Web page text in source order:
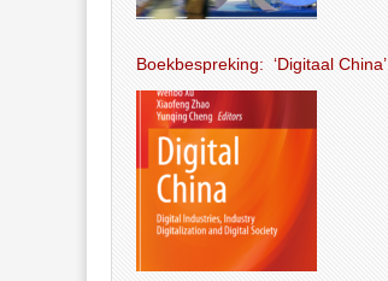
Boekbespreking: ‘Digitaal China’